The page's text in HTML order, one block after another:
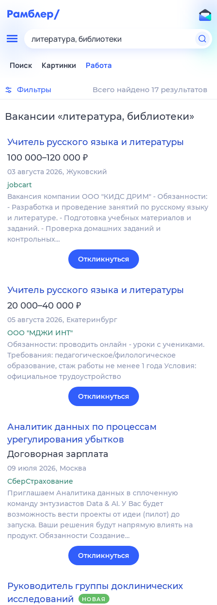
литература, библиотеки
Поиск Картинки Работа
Фильтры Всего найдено 17 результатов
Вакансии «литература, библиотеки»
Учитель русского языка и литературы
100 000–120 000 ₽
03 августа 2026 Жуковский
jobcart
Вакансия компании ООО "КИДС ДРИМ" - Обязанности:
- Разработка и проведение занятий по русскому языку
и литературе. - Подготовка учебных материалов и
заданий. - Проверка домашних заданий и
контрольных…
Откликнуться
Учитель русского языка и литературы
20 000–40 000 ₽
05 августа 2026 Екатеринбург
ООО "МДЖИ ИНТ"
Обязанности: проводить онлайн - уроки с учениками.
Требования: педагогическое/филологическое
образование, стаж работы не менее 1 года Условия:
официальное трудоустройство
Откликнуться
Аналитик данных по процессам
урегулирования убытков
Договорная зарплата
09 июля 2026 Москва
СберСтрахование
Приглашаем Аналитика данных в сплоченную
команду энтузиастов Data & AI. У Вас будет
возможность вести проекты от идеи (пилот) до
запуска. Ваши решения будут напрямую влиять на
продукт. Обязанности Создание…
Откликнуться
Руководитель группы доклинических
исследований
НОВАЯ